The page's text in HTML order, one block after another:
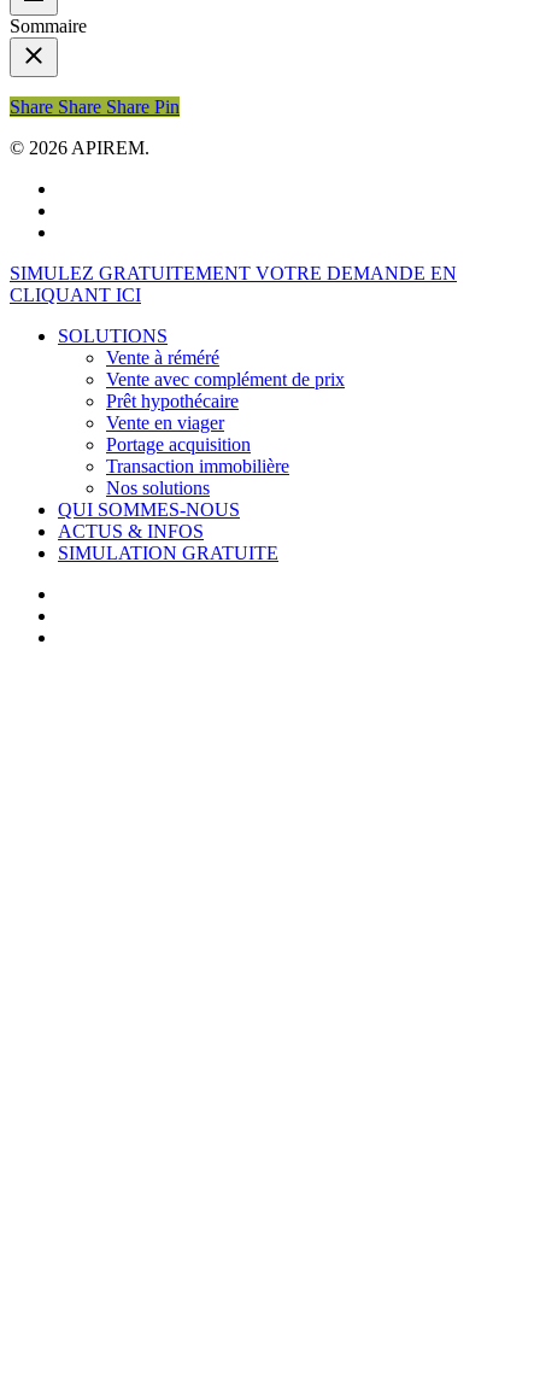
Sommaire
Share
Share Share Share Pin
© 2026 APIREM.
Close
Menu
SIMULEZ GRATUITEMENT VOTRE DEMANDE EN
CLIQUANT ICI
SOLUTIONS
Vente à réméré
Vente avec complément de prix
Prêt hypothécaire
Vente en viager
Portage acquisition
Transaction immobilière
Nos solutions
QUI SOMMES-NOUS
ACTUS & INFOS
SIMULATION GRATUITE